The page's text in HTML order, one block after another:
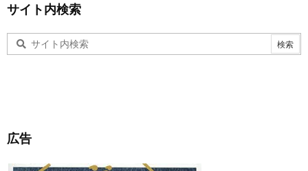
サイト内検索
広告